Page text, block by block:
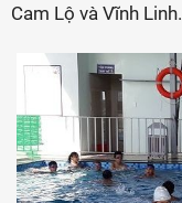
Cam Lộ và Vĩnh Linh.